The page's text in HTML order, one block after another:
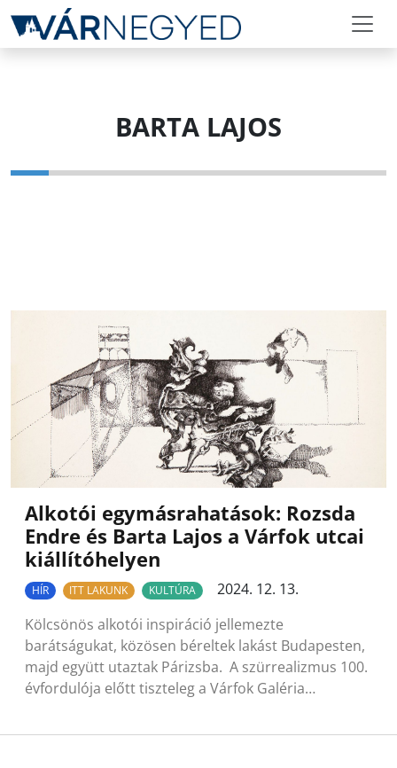
BARTA LAJOS
Alkotói egymásrahatások: Rozsda
Endre és Barta Lajos a Várfok utcai
kiállítóhelyen
HÍR ITT LAKUNK KULTÚRA
2024. 12. 13.
Kölcsönös alkotói inspiráció jellemezte
barátságukat, közösen béreltek lakást Budapesten,
majd együtt utaztak Párizsba. A szürrealizmus 100.
évfordulója előtt tiszteleg a Várfok Galéria…